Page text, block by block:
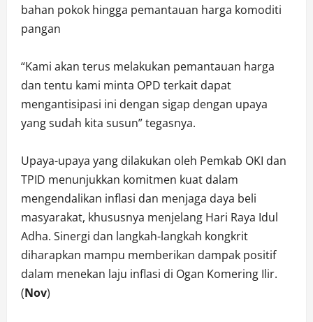
bahan pokok hingga pemantauan harga komoditi
pangan
“Kami akan terus melakukan pemantauan harga
dan tentu kami minta OPD terkait dapat
mengantisipasi ini dengan sigap dengan upaya
yang sudah kita susun” tegasnya.
Upaya-upaya yang dilakukan oleh Pemkab OKI dan
TPID menunjukkan komitmen kuat dalam
mengendalikan inflasi dan menjaga daya beli
masyarakat, khususnya menjelang Hari Raya Idul
Adha. Sinergi dan langkah-langkah kongkrit
diharapkan mampu memberikan dampak positif
dalam menekan laju inflasi di Ogan Komering Ilir.
(Nov)